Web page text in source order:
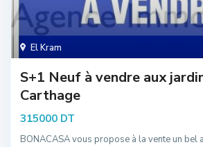
El Kram
S+1 Neuf à vendre aux
Carthage
315000 DT
BONACASA vous propose à la vente un bel